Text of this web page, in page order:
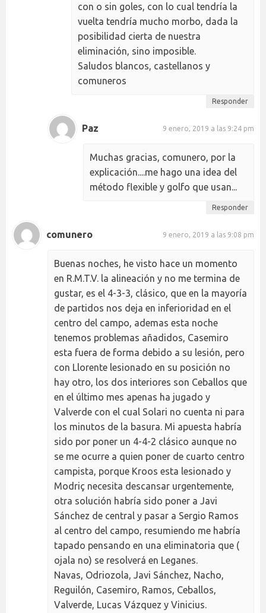
con o sin goles, con lo cual tendría la
vuelta tendría mucho morbo, dada la
posibilidad cierta de nuestra
eliminación, sino imposible.
Saludos blancos, castellanos y
comuneros
Responder
Paz 9 enero, 2019 a las 9:24 pm
Muchas gracias, comunero, por la
explicación....me hago una idea del
método flexible y golfo que usan...
Responder
comunero 9 enero, 2019 a las 9:08 pm
Buenas noches, he visto hace un momento
en R.M.T.V. la alineación y no me termina de
gustar, es el 4-3-3, clásico, que en la mayoría
de partidos nos deja en inferioridad en el
centro del campo, ademas esta noche
tenemos problemas añadidos, Casemiro
esta fuera de forma debido a su lesión, pero
con Llorente lesionado en su posición no
hay otro, los dos interiores son Ceballos que
en el último mes apenas ha jugado y
Valverde con el cual Solari no cuenta ni para
los minutos de la basura. Mi apuesta habría
sido por poner un 4-4-2 clásico aunque no
se me ocurre a quien poner de cuarto centro
campista, porque Kroos esta lesionado y
Modriç necesita descansar urgentemente,
otra solución habría sido poner a Javi
Sánchez de central y pasar a Sergio Ramos
al centro del campo, resumiendo me habría
tapado pensando en una eliminatoria que (
ojala no) se resolverá en Leganes.
Navas, Odriozola, Javi Sánchez, Nacho,
Reguilón, Casemiro, Ramos, Ceballos,
Valverde, Lucas Vázquez y Vinicius.